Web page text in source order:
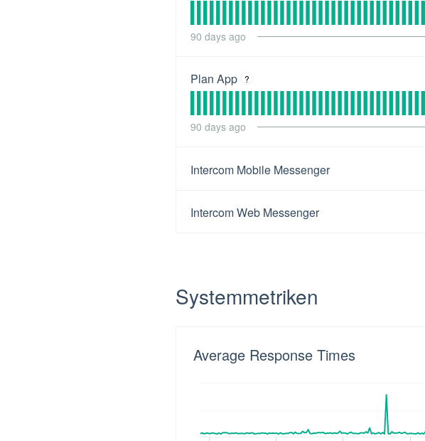
90 days ago
Plan App ?
90 days ago
Intercom Mobile Messenger
Intercom Web Messenger
Systemmetriken
Average Response Times